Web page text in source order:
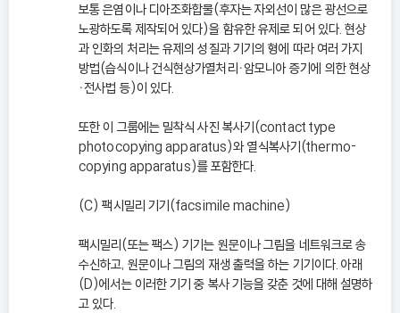
보통 은염이나 디아조화합물(후자는 자외선이 많은 광선으로
노광하도록 제작되어 있다)을 함유한 유제로 되어 있다. 현상
과 인화의 처리는 유제의 성질과 기기의 형에 따라 여러 가지
방법(습식이나 건식현상가열처리ㆍ암모니아 증기에 의한 현상
ㆍ전사법 등)이 있다.
또한 이 그룹에는 밀착식 사진 복사기(contact type
photocopying apparatus)와 열식복사기(thermo-
copying apparatus)를 포함한다.
(C) 팩시밀리 기기(facsimile machine)
팩시밀리(또는 팩스) 기기는 원문이나 그림을 네트워크로 송
수신하고, 원문이나 그림의 재생 출력을 하는 기기이다. 아래
(D)에서는 이러한 기기 중 복사 기능을 갖춘 것에 대해 설명하
고 있다.